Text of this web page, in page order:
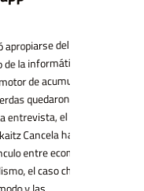
del
y
acumulación,
el
hace un
economía
caso chino